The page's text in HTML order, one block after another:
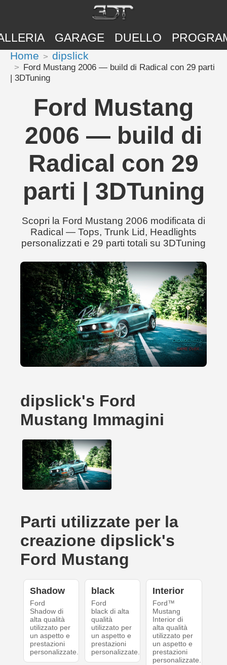
GARAGE DUELLO
Home dipslick
Ford Mustang 2006 — build di Radical con 29 parti
| 3DTuning
Ford Mustang
2006 — build di
Radical con 29
parti | 3DTuning
Scopri la Ford Mustang 2006 modificata di
Radical — Tops, Trunk Lid, Headlights
personalizzati e 29 parti totali su 3DTuning
dipslick's Ford
Mustang Immagini
Parti utilizzate per la
creazione dipslick's
Ford Mustang
Shadow
Ford
Shadow di
alta qualità
utilizzato per
un aspetto e
prestazioni
personalizzate.
black
Ford
black di alta
qualità
utilizzato per
un aspetto e
prestazioni
personalizzate.
Interior
Ford™
Mustang
Interior di
alta qualità
utilizzato per
un aspetto e
prestazioni
personalizzate.